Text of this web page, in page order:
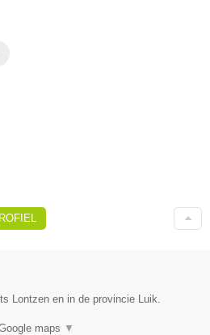
Lontzen en in de provincie Luik.
maps ▼